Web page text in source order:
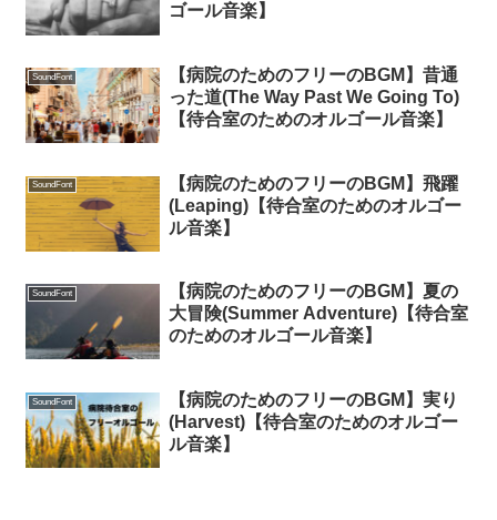
ゴール音楽】
SoundFont
【病院のためのフリーのBGM】昔通
った道(The Way Past We Going To)
【待合室のためのオルゴール音楽】
SoundFont
【病院のためのフリーのBGM】飛躍
(Leaping)【待合室のためのオルゴー
ル音楽】
SoundFont
【病院のためのフリーのBGM】夏の
大冒険(Summer Adventure)【待合室
のためのオルゴール音楽】
SoundFont
【病院のためのフリーのBGM】実り
(Harvest)【待合室のためのオルゴー
ル音楽】